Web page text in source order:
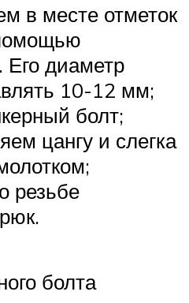
в месте отметок
Его диаметр
10-12 мм;
болт;
цангу и слегка
резьбе
болта